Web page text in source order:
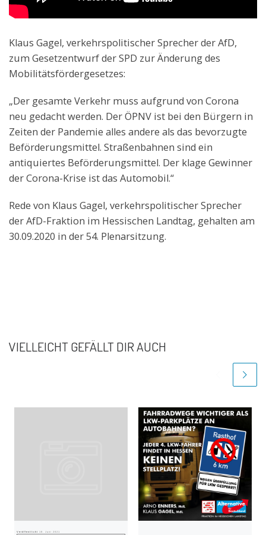
Klaus Gagel, verkehrspolitischer Sprecher der AfD,
zum Gesetzentwurf der SPD zur Änderung des
Mobilitätsfördergesetzes:
„Der gesamte Verkehr muss aufgrund von Corona
neu gedacht werden. Der ÖPNV ist bei den Bürgern in
Zeiten der Pandemie alles andere als das bevorzugte
Beförderungsmittel. Straßenbahnen sind ein
antiquiertes Beförderungsmittel. Der klage Gewinner
der Corona-Krise ist das Automobil.“
Rede von Klaus Gagel, verkehrspolitischer Sprecher
der AfD-Fraktion im Hessischen Landtag, gehalten am
30.09.2020 in der 54. Plenarsitzung.
VIELLEICHT GEFÄLLT DIR AUCH
Veröffentlicht18. Juni 2021